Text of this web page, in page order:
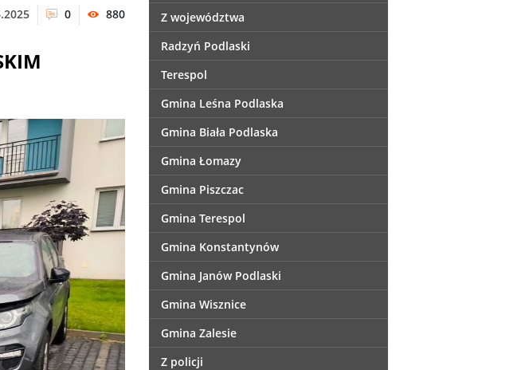
0 880
Z województwa
Radzyń Podlaski
Terespol
Gmina Leśna Podlaska
Gmina Biała Podlaska
Gmina Łomazy
Gmina Piszczac
Gmina Terespol
Gmina Konstantynów
Gmina Janów Podlaski
Gmina Wisznice
Gmina Zalesie
Z policji